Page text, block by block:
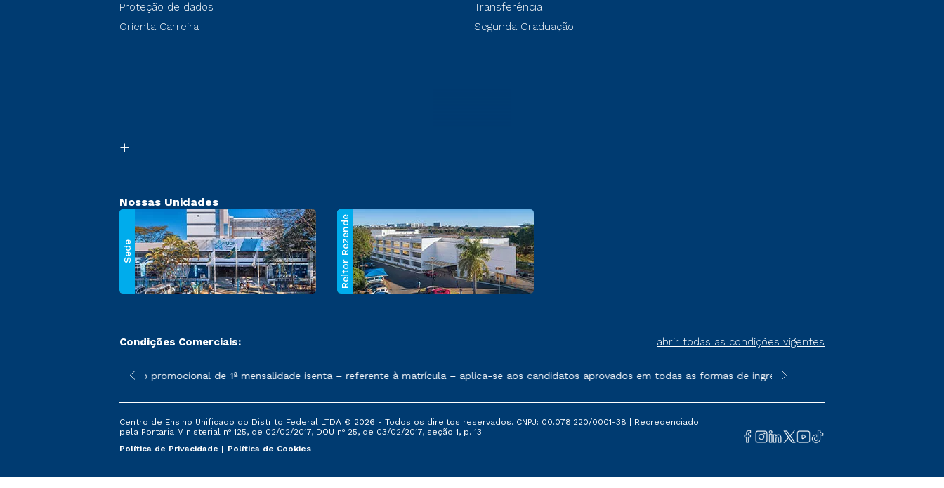
Proteção de dados
Orienta Carreira
Transferência
Segunda Graduação
Nossas Unidades
Sede Reitor Rezende
Condições Comerciais: abrir todas as condições vigentes
sofrer alterações nos períodos de rematrícula conforme exposto no contrato de prestação de serviços.
*A condição promocional de 1ª mensalidade isenta – referente à matrícula – aplica-se aos candidatos aprovados em todas as formas de ingresso, exceto na prova on-line ou
**Semipresencial é um formato do
Centro de Ensino Unificado do Distrito Federal LTDA © 2026 - Todos os direitos reservados. CNPJ: 00.078.220/0001-38 | Recredenciado
pela Portaria Ministerial nº 125, de 02/02/2017, DOU nº 25, de 03/02/2017, seção 1, p. 13
Política de Privacidade
Política de Cookies